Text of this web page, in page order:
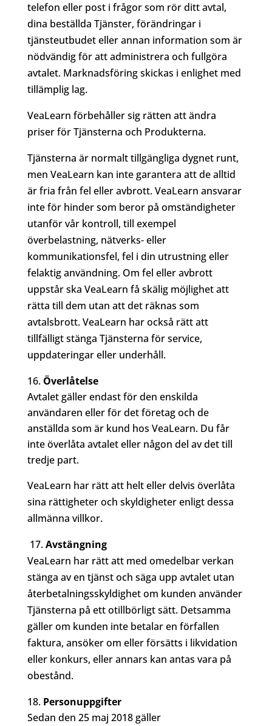
telefon eller post i frågor som rör ditt avtal,
dina beställda Tjänster, förändringar i
tjänsteutbudet eller annan information som är
nödvändig för att administrera och fullgöra
avtalet. Marknadsföring skickas i enlighet med
tillämplig lag.
VeaLearn förbehåller sig rätten att ändra
priser för Tjänsterna och Produkterna.
Tjänsterna är normalt tillgängliga dygnet runt,
men VeaLearn kan inte garantera att de alltid
är fria från fel eller avbrott. VeaLearn ansvarar
inte för hinder som beror på omständigheter
utanför vår kontroll, till exempel
överbelastning, nätverks- eller
kommunikationsfel, fel i din utrustning eller
felaktig användning. Om fel eller avbrott
uppstår ska VeaLearn få skälig möjlighet att
rätta till dem utan att det räknas som
avtalsbrott. VeaLearn har också rätt att
tillfälligt stänga Tjänsterna för service,
uppdateringar eller underhåll.
Överlåtelse
Avtalet gäller endast för den enskilda
användaren eller för det företag och de
anställda som är kund hos VeaLearn. Du får
inte överlåta avtalet eller någon del av det till
tredje part.
VeaLearn har rätt att helt eller delvis överlåta
sina rättigheter och skyldigheter enligt dessa
allmänna villkor.
17.Avstängning
VeaLearn har rätt att med omedelbar verkan
stänga av en tjänst och säga upp avtalet utan
återbetalningsskyldighet om kunden använder
Tjänsterna på ett otillbörligt sätt. Detsamma
gäller om kunden inte betalar en förfallen
faktura, ansöker om eller försätts i likvidation
eller konkurs, eller annars kan antas vara på
obestånd.
Personuppgifter
Sedan den 25 maj 2018 gäller